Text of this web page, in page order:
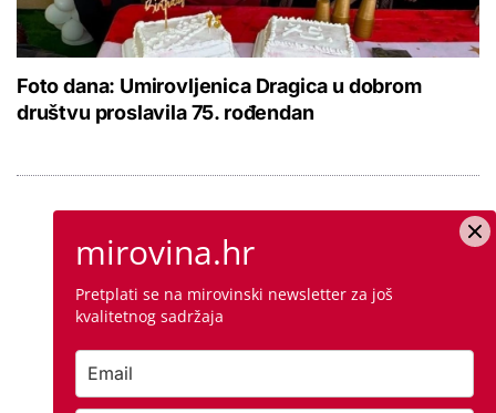
Foto dana: Umirovljenica Dragica u dobrom
društvu proslavila 75. rođendan
mirovina.hr
Pretplati se na mirovinski newsletter za još
kvalitetnog sadržaja